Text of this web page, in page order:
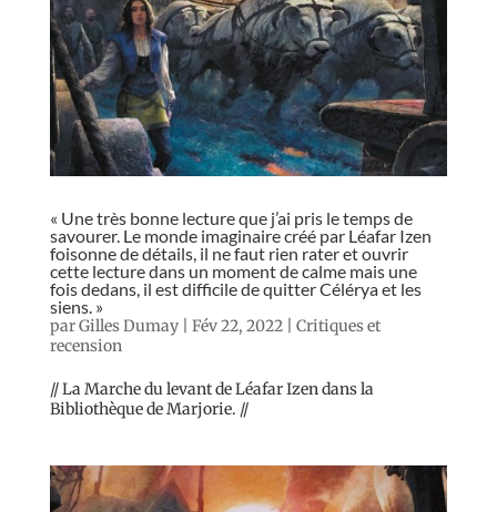
« Une très bonne lecture que j’ai pris le temps de
savourer. Le monde imaginaire créé par Léafar Izen
foisonne de détails, il ne faut rien rater et ouvrir
cette lecture dans un moment de calme mais une
fois dedans, il est difficile de quitter Célérya et les
siens. »
parGilles Dumay| Fév 22, 2022| Critiques et
recension
// La Marche du levant de Léafar Izen dans la
Bibliothèque de Marjorie. //